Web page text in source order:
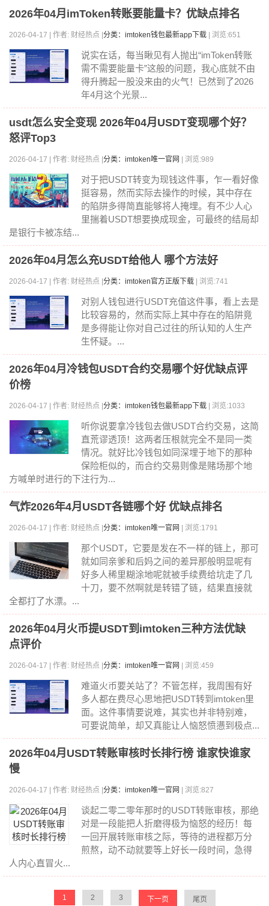
2026年04月imToken转账要能量卡？优缺点排名
2026-04-17 | 作者: 财经热点 | 分类：imtoken钱包最新app下载 | 浏览:651
说实在话，每当瞅见有人抛出“imToken转账
需不需要能量卡”这般的问题，我心底就不由
得升腾起一股没来由的火气！已然到了2026
年4月这个光景...
usdt怎么安全变现 2026年04月USDT变现哪个好？
怒评Top3
2026-04-17 | 作者: 财经热点 | 分类：imtoken唯一官网 | 浏览:989
对于把USDT转变为现钱这件事，乍一看好像
挺容易，然而实际去操作的时候，其中存在
的陷阱多得简直能够将人掩埋。有不少人心
里揣着USDT想要换成现金，可最终的结局却
是银行卡被冻结...
2026年04月怎么充USDT给他人 哪个方法好
2026-04-17 | 作者: 财经热点 | 分类：imtoken官方正版下载 | 浏览:741
对别人钱包进行USDT充值这件事，看上去是
比较容易的，然而实际上其中存在的陷阱竟
是多得能让你对自己过往的所认知的人生产
生怀疑。...
2026年04月冷钱包USDT合约交易哪个好优缺点评
价榜
2026-04-17 | 作者: 财经热点 | 分类：imtoken钱包最新app下载 | 浏览:1033
听你说要拿冷钱包去做USDT合约交易，这简
直荒谬透顶！这两者压根就完全不是同一类
情况。就好比冷钱包如同深埋于地下的那种
保险柜似的，而合约交易则像是赌场那个地
方喊单时进行的下注行为...
气炸2026年4月USDT各链哪个好 优缺点排名
2026-04-17 | 作者: 财经热点 | 分类：imtoken唯一官网 | 浏览:1791
那个USDT，它要是发在不一样的链上，那可
就如同亲爹和后妈之间的差异那般明显呢有
好多人稀里糊涂地呢就被手续费给坑走了几
十刀，要不然啊就是转错了链，结果直接就
全都打了水漂。...
2026年04月火币提USDT到imtoken三种方法优缺
点评价
2026-04-17 | 作者: 财经热点 | 分类：imtoken唯一官网 | 浏览:459
难道火币要关站了？不管怎样，我周围有好
多人都在费尽心思地把USDT转到imtoken里
面。这件事情要说难，其实也并非特别难，
可要说简单，却又真能让人恼怒愤懑到极点...
2026年04月USDT转账审核时长排行榜 谁家快谁家
慢
2026-04-17 | 作者: 财经热点 | 分类：imtoken唯一官网 | 浏览:827
谈起二零二零年那时的USDT转账审核，那绝
对是一段能把人折磨得极为恼怒的经历！每
一回开展转账审核之际，等待的进程都万分
煎熬，动不动就要等上好长一段时间，急得
人内心直冒火...
1 2 3 下一页 尾页